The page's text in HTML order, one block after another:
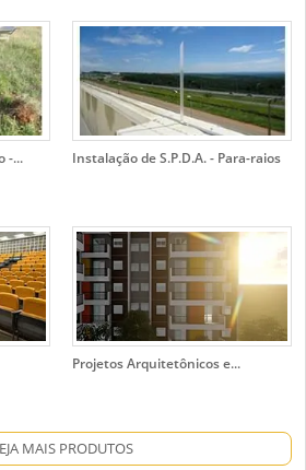
-... Instalação de S.P.D.A. - Para-raios
Projetos Arquitetônicos e...
MAIS PRODUTOS